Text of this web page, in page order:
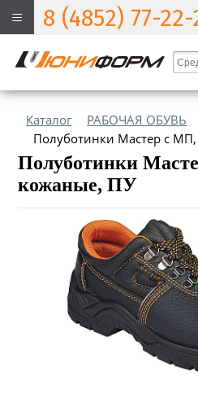
8 (4852) 77-22-
Каталог РАБОЧАЯ ОБУВЬ
Полуботинки Мастер с
Полуботинки
кожаные, ПУ